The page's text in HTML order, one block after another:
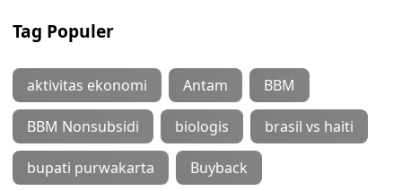
Tag Populer
aktivitas ekonomi Antam BBM
BBM Nonsubsidi biologis brasil vs haiti
bupati purwakarta Buyback